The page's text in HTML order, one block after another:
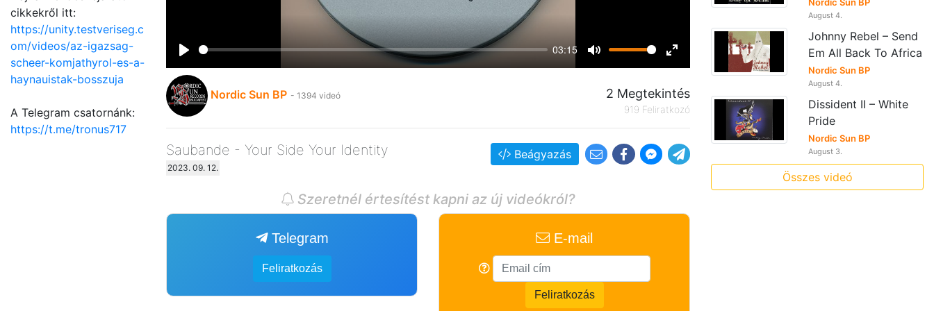
cikkekről itt:
https://unity.testveriseg.c
om/videos/az-igazsag-
scheer-komjathyrol-es-a-
haynauistak-bosszuja
A Telegram csatornánk:
https://t.me/tronus717
Play
03:15
Mute
Enter
fullscreen
Nordic Sun BP - 1394 videó 2 Megtekintés
919 Feliratkozó
Saubande - Your Side Your Identity
2023. 09. 12.
Beágyazás
Szeretnél értesítést kapni az új videókról?
Telegram
Feliratkozás
E-mail
Feliratkozás
August 4.
Johnny Rebel – Send
Em All Back To Africa
Nordic Sun BP
August 4.
Dissident II – White
Pride
Nordic Sun BP
August 3.
Összes videó